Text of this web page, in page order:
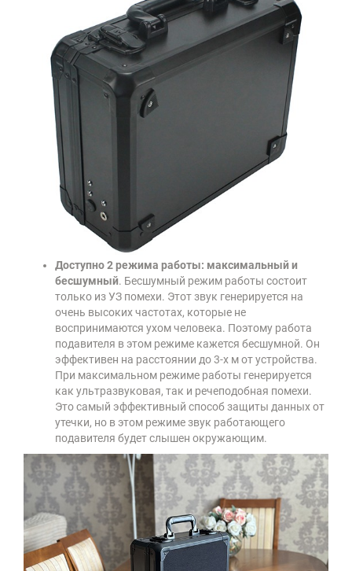
Доступно 2 режима работы: максимальный и
бесшумный. Бесшумный режим работы состоит
только из УЗ помехи. Этот звук генерируется на
очень высоких частотах, которые не
воспринимаются ухом человека. Поэтому работа
подавителя в этом режиме кажется бесшумной. Он
эффективен на расстоянии до 3-х м от устройства.
При максимальном режиме работы генерируется
как ультразвуковая, так и речеподобная помехи.
Это самый эффективный способ защиты данных от
утечки, но в этом режиме звук работающего
подавителя будет слышен окружающим.